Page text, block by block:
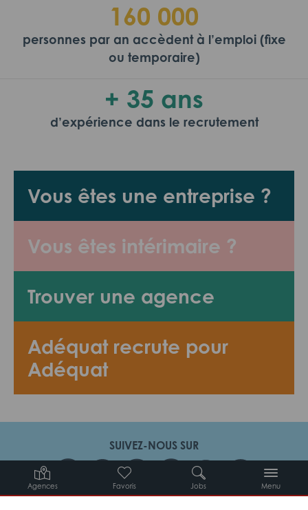
Agences Favoris Jobs Menu
Vous êtes une entreprise ?
Vous êtes intérimaire ?
Trouver une agence
Adéquat recrute pour
Adéquat
160 000
personnes par an accèdent à l’emploi (fixe
ou temporaire)
+ 35 ans
d’expérience dans le recrutement
SUIVEZ-NOUS SUR